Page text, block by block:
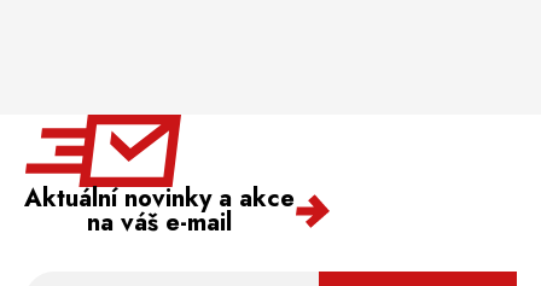
Aktuální novinky a akce
na váš e-mail